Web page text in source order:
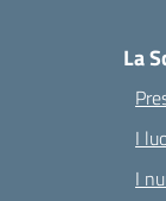
La
I
I